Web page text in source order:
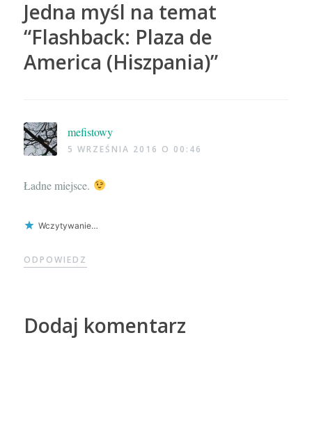
Jedna myśl na temat
“Flashback: Plaza de
America (Hiszpania)”
mefistowy
5 WRZEŚNIA 2016 O 00:46
Ładne miejsce.
Wczytywanie…
ODPOWIEDZ
Dodaj komentarz